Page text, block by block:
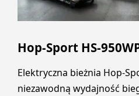
Hop-Sport HS-
Elektryczna bieżnia Hop-
niezawodną wydajność